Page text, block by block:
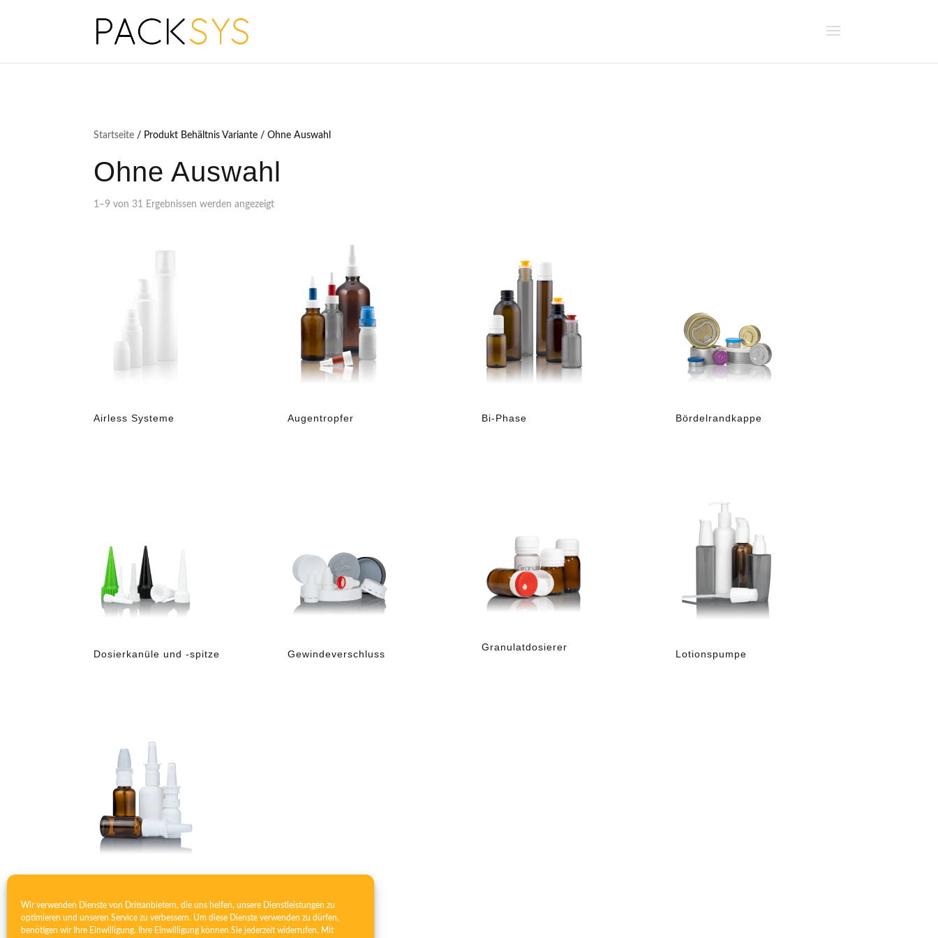
Wir verwenden Dienste von Drittanbietern, die uns helfen, unsere Dienstleistungen zu
optimieren und unseren Service zu verbessern. Um diese Dienste verwenden zu dürfen,
benötigen wir Ihre Einwilligung. Ihre Einwilligung können Sie jederzeit widerrufen. Mit
Startseite / Produkt Behältnis Variante / Ohne Auswahl
Ohne Auswahl
1–9 von 31 Ergebnissen werden angezeigt
Airless Systeme Augentropfer Bi-Phase Bördelrandkappe
Dosierkanüle und -spitze Gewindeverschluss
Granulatdosierer
Lotionspumpe